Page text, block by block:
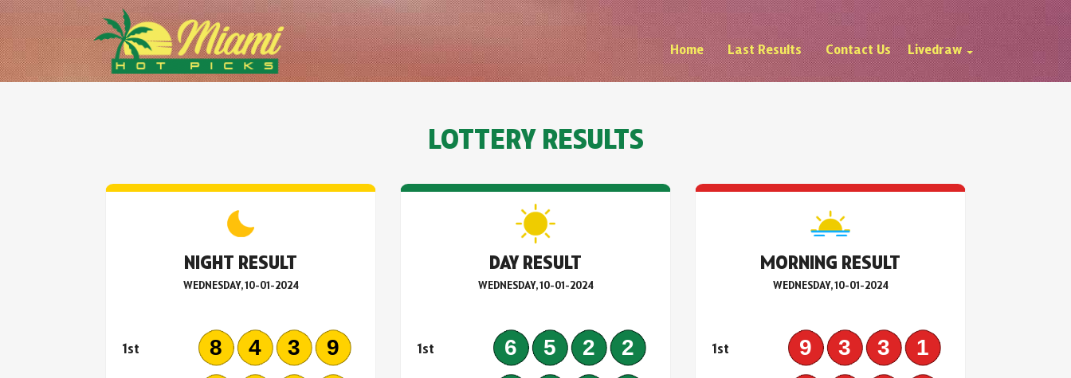
Home Last Results Contact Us Livedraw
LOTTERY RESULTS
NIGHT RESULT
WEDNESDAY, 10-01-2024
1st 8439
DAY RESULT
WEDNESDAY, 10-01-2024
1st 6522
MORNING RESULT
WEDNESDAY, 10-01-2024
1st 9331